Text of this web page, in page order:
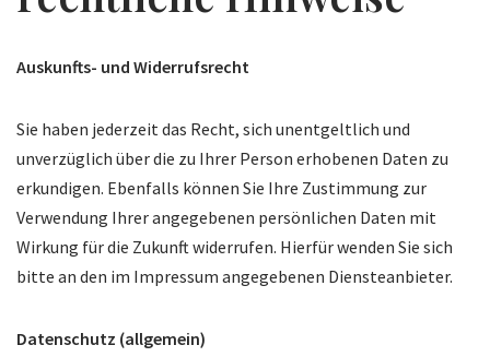
Auskunfts- und Widerrufsrecht
Sie haben jederzeit das Recht, sich unentgeltlich und
unverzüglich über die zu Ihrer Person erhobenen Daten zu
erkundigen. Ebenfalls können Sie Ihre Zustimmung zur
Verwendung Ihrer angegebenen persönlichen Daten mit
Wirkung für die Zukunft widerrufen. Hierfür wenden Sie sich
bitte an den im Impressum angegebenen Diensteanbieter.
Datenschutz (allgemein)